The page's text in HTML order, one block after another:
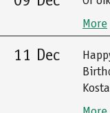
More
11 Dec